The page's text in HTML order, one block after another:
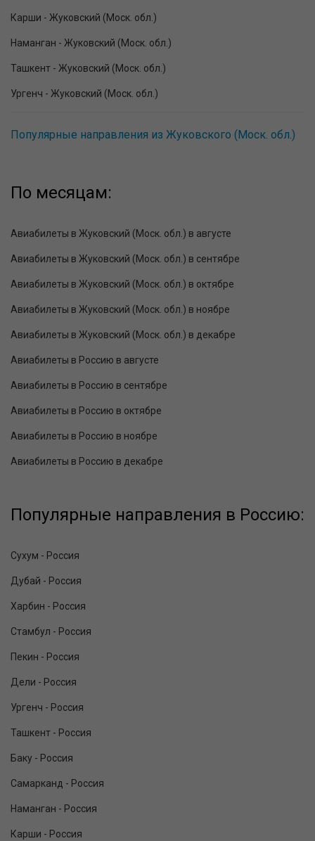
Карши - Жуковский (Моск. обл.)
Наманган - Жуковский (Моск. обл.)
Ташкент - Жуковский (Моск. обл.)
Ургенч - Жуковский (Моск. обл.)
Популярные направления из Жуковского (Моск. обл.)
По месяцам:
Авиабилеты в Жуковский (Моск. обл.) в августе
Авиабилеты в Жуковский (Моск. обл.) в сентябре
Авиабилеты в Жуковский (Моск. обл.) в октябре
Авиабилеты в Жуковский (Моск. обл.) в ноябре
Авиабилеты в Жуковский (Моск. обл.) в декабре
Авиабилеты в Россию в августе
Авиабилеты в Россию в сентябре
Авиабилеты в Россию в октябре
Авиабилеты в Россию в ноябре
Авиабилеты в Россию в декабре
Популярные направления в Россию:
Сухум - Россия
Дубай - Россия
Харбин - Россия
Стамбул - Россия
Пекин - Россия
Дели - Россия
Ургенч - Россия
Ташкент - Россия
Баку - Россия
Самарканд - Россия
Наманган - Россия
Карши - Россия